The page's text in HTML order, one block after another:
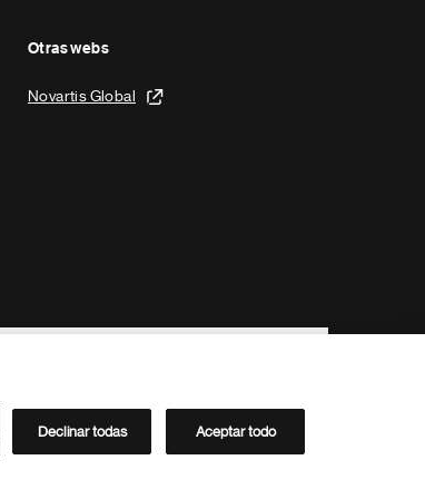
Otras webs
Novartis Global
Directorio de Novartis
Declinar todas Aceptar todo